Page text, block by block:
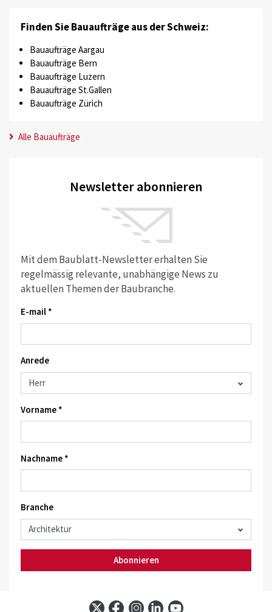
Finden Sie Bauaufträge aus der Schweiz:
Bauaufträge Aargau
Bauaufträge Bern
Bauaufträge Luzern
Bauaufträge St.Gallen
Bauaufträge Zürich
Alle Bauaufträge
Newsletter abonnieren
Mit dem Baublatt-Newsletter erhalten Sie
regelmässig relevante, unabhängige News zu
aktuellen Themen der Baubranche.
E-mail *
Anrede
Vorname *
Nachname *
Branche
Abonnieren